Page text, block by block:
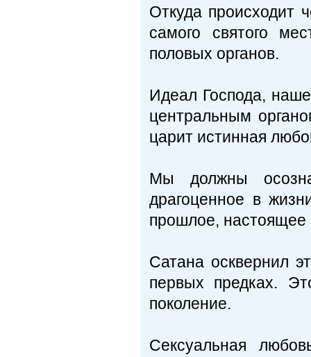
Откуда происходит
самого святого
половых органов.
Идеал Господа,
центральным
царит истинная
Мы должны
драгоценное в
прошлое, настоящее
Сатана осквернил
первых предках.
поколение.
Сексуальная